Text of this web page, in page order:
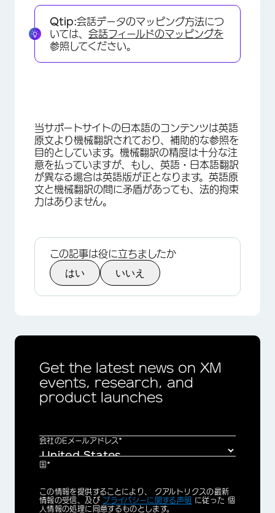
Qtip:会話データのマッピング方法につ
いては、 会話フィールドのマッピングを
参照してください。
当サポートサイトの日本語のコンテンツは英語
原文より機械翻訳されており、補助的な参照を
目的としています。機械翻訳の精度は十分な注
意を払っていますが、もし、英語・日本語翻訳
が異なる場合は英語版が正となります。英語原
文と機械翻訳の間に矛盾があっても、法的拘束
力はありません。
この記事は役に立ちましたか
はい いいえ
Get the latest news on XM
events, research, and
product launches
会社のEメールアドレス*
国*
Privacy
Optin
この情報を提供することにより、 クアルトリクスの最新
情報の受信、及び プライバシーに関する声明 に従った 個
人情報の処理に同意するものとします。